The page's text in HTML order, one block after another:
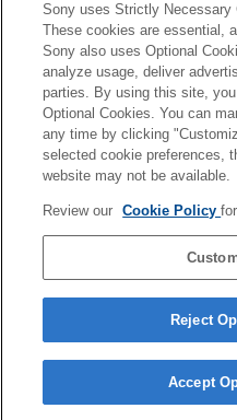
Si la versión del software del
Ver.2.00, consulte la Guía de
https://helpguide.sony.net/ilc/
Página de selección de
5-060-285-43(3)
Copyright 2024 Sony Corporation
Sony uses Strictly Necessary
These cookies are essential,
Sony also uses Optional
analyze usage, deliver
parties. By using this site,
Optional Cookies. You can
any time by clicking
selected cookie preferences,
website may not be available.
Review our Cookie Policy
Reject
Accept